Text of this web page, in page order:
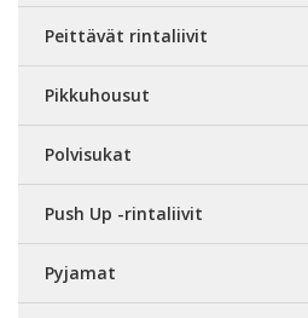
Peittävät rintaliivit
Pikkuhousut
Polvisukat
Push Up -rintaliivit
Pyjamat